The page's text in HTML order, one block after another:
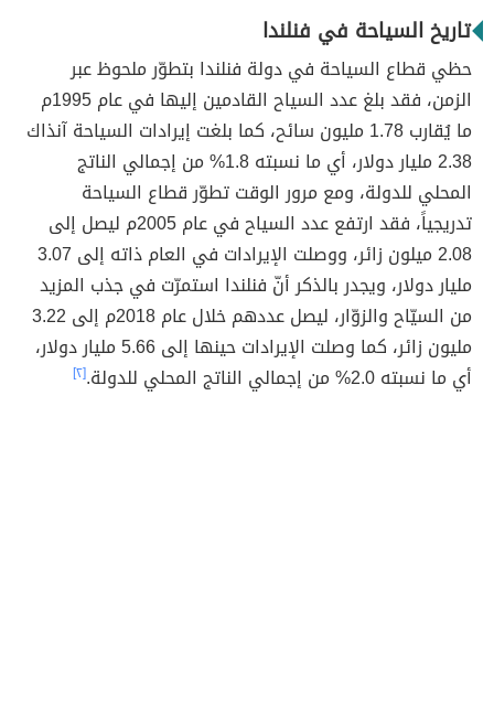
تاريخ السياحة في فنلندا
حظي قطاع السياحة في دولة فنلندا بتطوّر ملحوظ عبر
الزمن، فقد بلغ عدد السياح القادمين إليها في عام 1995م
ما يُقارب 1.78 مليون سائح، كما بلغت إيرادات السياحة آنذاك
2.38 مليار دولار، أي ما نسبته 1.8% من إجمالي الناتج
المحلي للدولة، ومع مرور الوقت تطوّر قطاع السياحة
تدريجياً، فقد ارتفع عدد السياح في عام 2005م ليصل إلى
2.08 ميلون زائر، ووصلت الإيرادات في العام ذاته إلى 3.07
مليار دولار، ويجدر بالذكر أنّ فنلندا استمرّت في جذب المزيد
من السيّاح والزوّار، ليصل عددهم خلال عام 2018م إلى 3.22
مليون زائر، كما وصلت الإيرادات حينها إلى 5.66 مليار دولار،
أي ما نسبته 2.0% من إجمالي الناتج المحلي للدولة.
[٢]